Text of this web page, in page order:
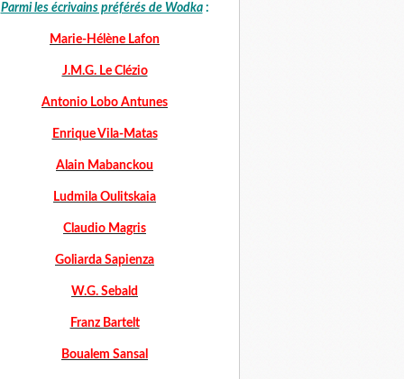
Parmi les écrivains préférés de Wodka:
Marie-Hélène Lafon
J.M.G. Le Clézio
Antonio Lobo Antunes
Enrique Vila-Matas
Alain Mabanckou
Ludmila Oulitskaia
Claudio Magris
Goliarda Sapienza
W.G. Sebald
Franz Bartelt
Boualem Sansal